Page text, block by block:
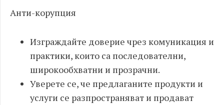
Анти-корупция
Изграждайте доверие чрез комуникация и
практики, които са последователни,
широкообхватни и прозрачни.
Уверете се, че предлаганите продукти и
услуги се разпространяват и продават